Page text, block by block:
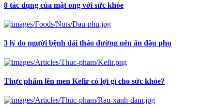
8 tác dụng của mật ong với sức khỏe
3 lý do người bệnh đái tháo đường nên ăn đậu phụ
Thực phẩm lên men Kefir có lợi gì cho sức khỏe?